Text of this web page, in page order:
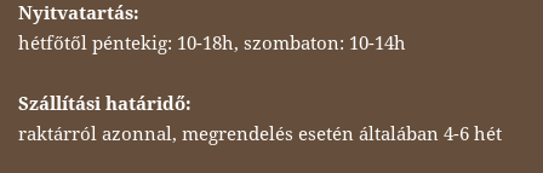
Nyitvatartás:
hétfőtől péntekig: 10-18h, szombaton: 10-14h
Szállítási határidő:
raktárról azonnal, megrendelés esetén általában 4-6 hét